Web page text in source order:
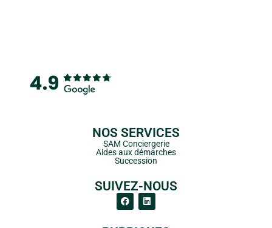
NOS SERVICES
SAM Conciergerie
Aides aux démarches
Succession
SUIVEZ-NOUS